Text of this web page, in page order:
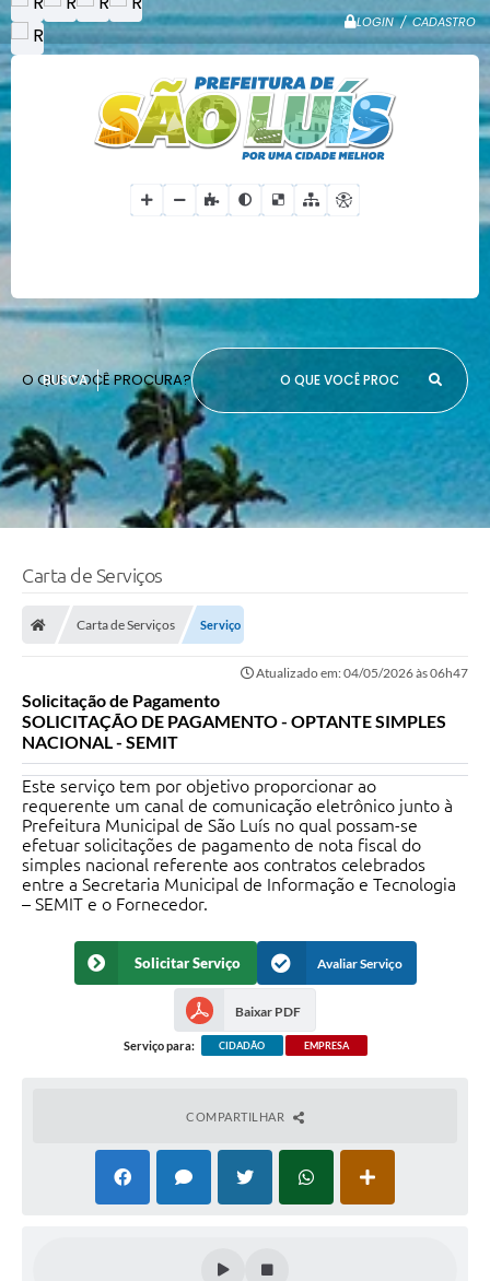
LOGIN / CADASTRO
O QUE VOCÊ PROCURA?
Carta de Serviços
Carta de Serviços Serviço
Atualizado em: 04/05/2026 às 06h47
Solicitação de Pagamento
SOLICITAÇÃO DE PAGAMENTO - OPTANTE SIMPLES
NACIONAL - SEMIT
Este serviço tem por objetivo proporcionar ao
requerente um canal de comunicação eletrônico junto à
Prefeitura Municipal de São Luís no qual possam-se
efetuar solicitações de pagamento de nota fiscal do
simples nacional referente aos contratos celebrados
entre a Secretaria Municipal de Informação e Tecnologia
– SEMIT e o Fornecedor.
Solicitar Serviço Avaliar Serviço
Baixar PDF
Serviço para: CIDADÃO EMPRESA
COMPARTILHAR